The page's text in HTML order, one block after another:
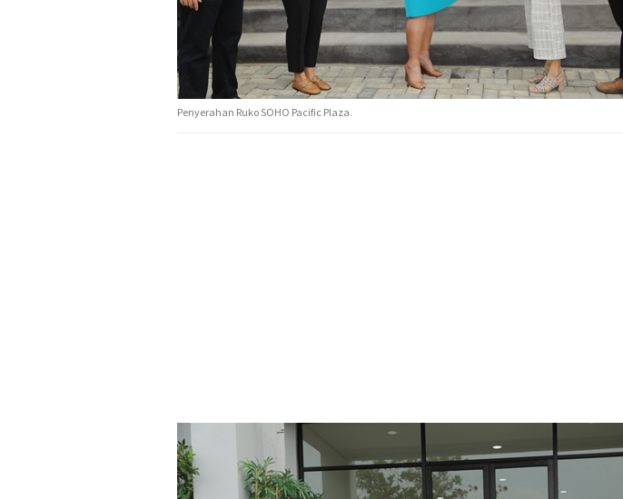
Penyerahan Ruko SOHO Pacific Plaza.